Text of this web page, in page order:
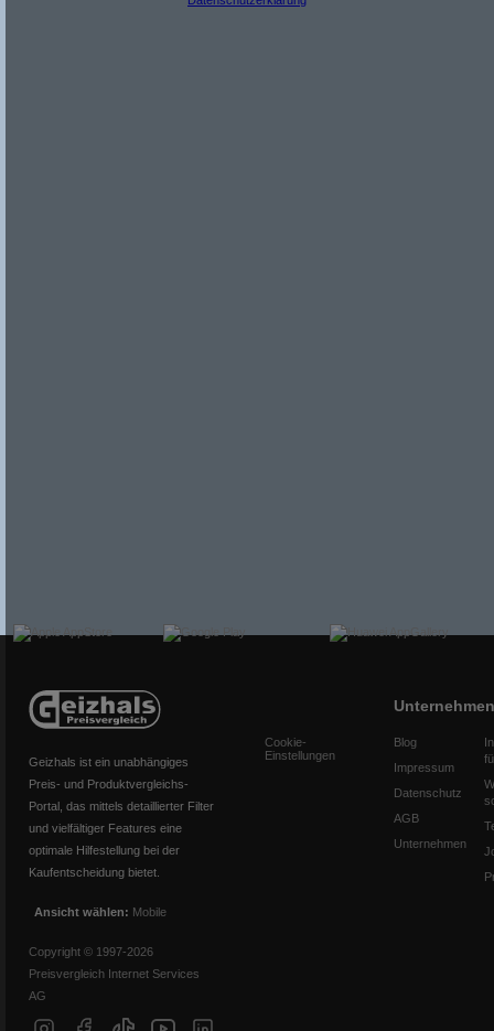
Geizhals ist ein unabhängiges
Preis- und Produktvergleichs-
Portal, das mittels detaillierter Filter
und vielfältiger Features eine
optimale Hilfestellung bei der
Kaufentscheidung bietet.
Ansicht wählen: Mobile
Copyright © 1997-2026
Preisvergleich Internet Services
AG
Cookie-
Einstellungen
Unternehmen
Blog
Impressum
Datenschutz
AGB
Unternehmen